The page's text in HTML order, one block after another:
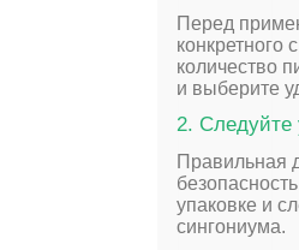
Перед
конкретного
количество
и выберите
2. Следуйте
Правильная
упаковке и
сингониума.